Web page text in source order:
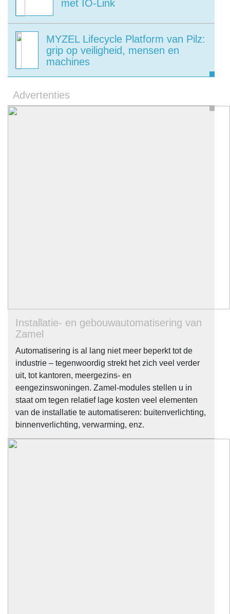
met IO-Link
MYZEL Lifecycle Platform van Pilz:
grip op veiligheid, mensen en
machines
Advertenties
Installatie- en gebouwautomatisering van
Zamel
Automatisering is al lang niet meer beperkt tot de
industrie – tegenwoordig strekt het zich veel verder
uit, tot kantoren, meergezins- en
eengezinswoningen. Zamel-modules stellen u in
staat om tegen relatief lage kosten veel elementen
van de installatie te automatiseren: buitenverlichting,
binnenverlichting, verwarming, enz.